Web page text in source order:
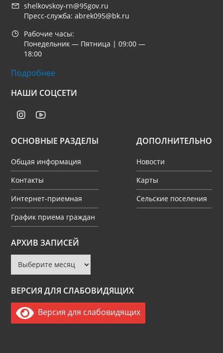
shelkovskoy-rn@95gov.ru
Пресс-служба: abrek095@bk.ru
Рабочие часы:
Понедельник — Пятница | 09:00 —
18:00
Подробнее
НАШИ СОЦСЕТИ
ОСНОВНЫЕ РАЗДЕЛЫ
Общая информация
Контакты
Интернет-приемная
График приема граждан
ДОПОЛНИТЕЛЬНО
Новости
Карты
Сельские поселения
АРХИВ ЗАПИСЕЙ
Архив
записей
ВЕРСИЯ ДЛЯ СЛАБОВИДЯЩИХ
Версия для слабовидящих